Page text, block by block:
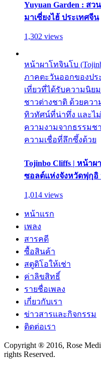
Yuyuan Garden : ส
มาเซี่ยงไฮ้ ประเทศจีน
1,302 views
หน้าผาโทจินโบ
ภาคตะวันออกของปร
เที่ยวที่ได้รับความนิย
ชาวต่างชาติ ด้วยคว
ทิวทัศน์ที่น่าทึ่ง และไ
ความงามจากธรรมช
ความเชื่อที่ลึกซึ้งด้วย
Tojinbo Cliffs | หน้า
ซอลต์แห่งจังหวัดฟุกุอิ
1,014 views
หน้าแรก
เพลง
สารคดี
ซื้อสินค้า
สตูดิโอให้เช่า
ค่าลิขสิทธิ์
รายชื่อเพลง
เกี่ยวกับเรา
ข่าวสารและกิจกรรม
ติดต่อเรา
Copyright ® 2016, Rose
rights Reserved.